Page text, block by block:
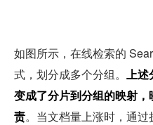
如图所示，在线检索的
式，划分成多个分组。 上述
变成了分片到分组的映射
责。当文档量上涨时，通